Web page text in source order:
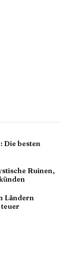
Die besten
Ruinen,
Ländern